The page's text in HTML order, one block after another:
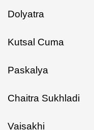
Dolyatra
Kutsal Cuma
Paskalya
Chaitra Sukhladi
Vaisakhi